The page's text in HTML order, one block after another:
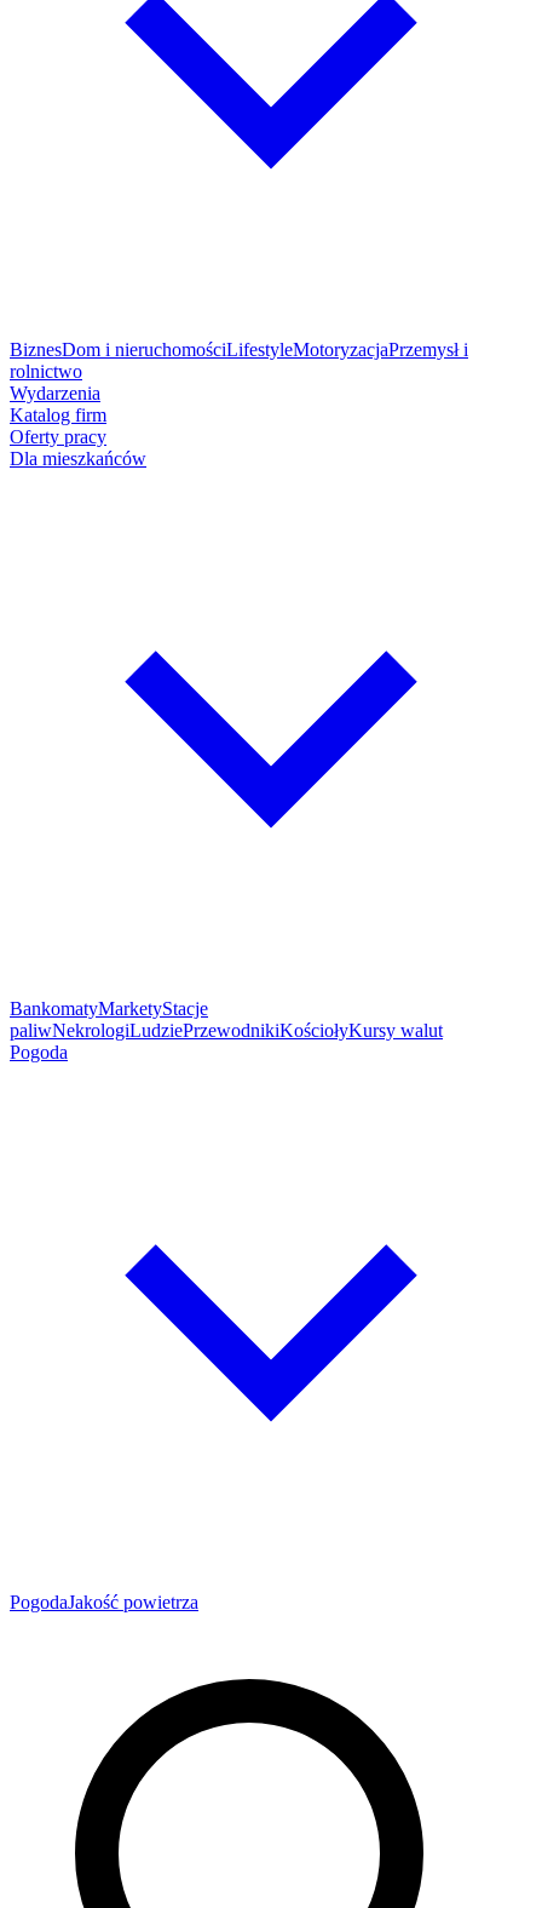
BiznesDom i nieruchomościLifestyleMotoryzacjaPrzemysł i
rolnictwo
Wydarzenia
Katalog firm
Oferty pracy
Dla mieszkańców
BankomatyMarketyStacje
paliwNekrologiLudziePrzewodnikiKościołyKursy walut
Pogoda
PogodaJakość powietrza